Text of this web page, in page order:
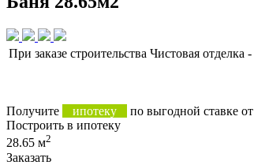
При заказе строительства Чистовая отделка -
Получите ипотеку по выгодной ставке от
Построить в ипотеку
28.65 м2
Заказать